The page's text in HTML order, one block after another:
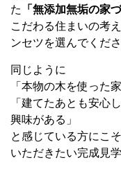
た
「無添加無垢の家
こだわる住まいの考
ンセツを選んでくだ
同じように
「本物の木を使った
「建てたあとも安心
興味がある」
と感じている方にこ
いただきたい完成見学